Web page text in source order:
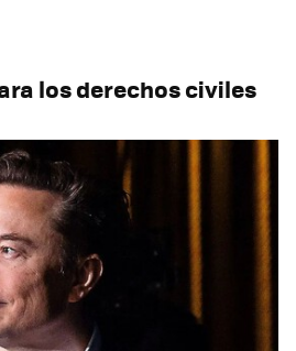
los derechos civiles